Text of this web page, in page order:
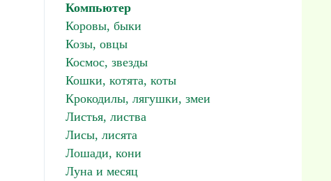
Компьютер
Коровы, быки
Козы, овцы
Космос, звезды
Кошки, котята, коты
Крокодилы, лягушки, змеи
Листья, листва
Лисы, лисята
Лошади, кони
Луна и месяц